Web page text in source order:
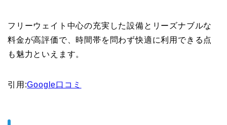
フリーウェイト中心の充実した設備とリーズナブルな
料金が高評価で、時間帯を問わず快適に利用できる点
も魅力といえます。
引用:Google口コミ